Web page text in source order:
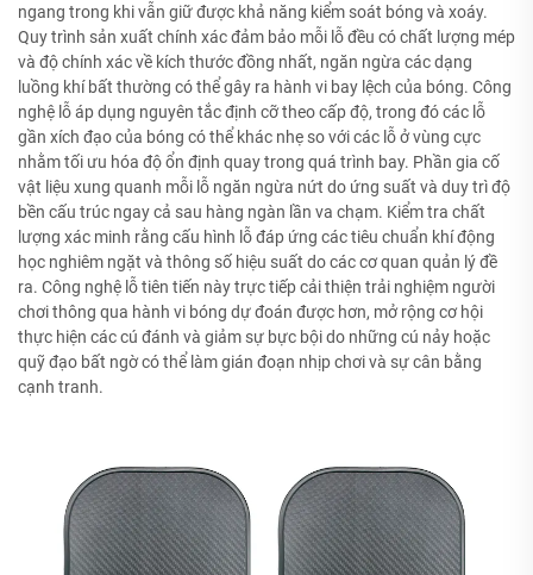
ngang trong khi vẫn giữ được khả năng kiểm soát bóng và xoáy.
Quy trình sản xuất chính xác đảm bảo mỗi lỗ đều có chất lượng mép
và độ chính xác về kích thước đồng nhất, ngăn ngừa các dạng
luồng khí bất thường có thể gây ra hành vi bay lệch của bóng. Công
nghệ lỗ áp dụng nguyên tắc định cỡ theo cấp độ, trong đó các lỗ
gần xích đạo của bóng có thể khác nhẹ so với các lỗ ở vùng cực
nhằm tối ưu hóa độ ổn định quay trong quá trình bay. Phần gia cố
vật liệu xung quanh mỗi lỗ ngăn ngừa nứt do ứng suất và duy trì độ
bền cấu trúc ngay cả sau hàng ngàn lần va chạm. Kiểm tra chất
lượng xác minh rằng cấu hình lỗ đáp ứng các tiêu chuẩn khí động
học nghiêm ngặt và thông số hiệu suất do các cơ quan quản lý đề
ra. Công nghệ lỗ tiên tiến này trực tiếp cải thiện trải nghiệm người
chơi thông qua hành vi bóng dự đoán được hơn, mở rộng cơ hội
thực hiện các cú đánh và giảm sự bực bội do những cú nảy hoặc
quỹ đạo bất ngờ có thể làm gián đoạn nhịp chơi và sự cân bằng
cạnh tranh.